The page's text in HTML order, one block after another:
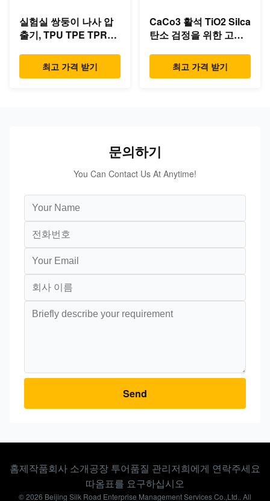
실험실 쌍둥이 나사 압
출기, TPU TPE TPR를
최고 가격 받기
CaCo3 활석 TiO2 Silca
탄소 검정을 위한 고속
최고 가격 받기
문의하기
You Can Contact Us At Anytime!
Send
홈제작품회사 소개공장 투어품질 관리저희에게 연락주세요
따옴표를 요구하십시오
© 2026 Beijing Silk Road Enterprise Management Services Co.,Ltd.. All